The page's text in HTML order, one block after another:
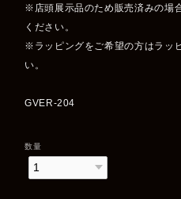
※店頭展示品のため販売済みの場
ください。
※ラッピングをご希望の方はラッ
い。
GVER-204
数量